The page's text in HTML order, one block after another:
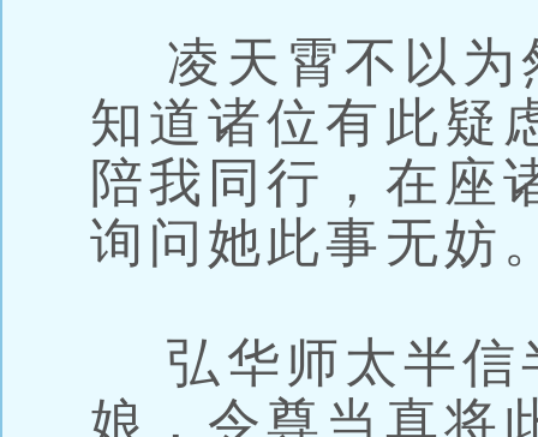
凌天霄不以为
知道诸位有此疑
陪我同行，在座
询问她此事无妨
弘华师太半信
娘，令尊当真将